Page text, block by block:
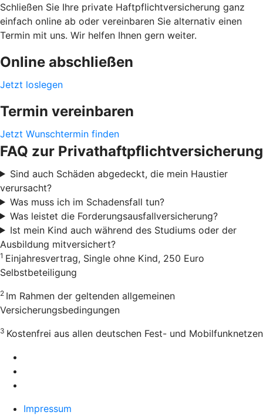
Schließen Sie Ihre private Haftpflichtversicherung ganz
einfach online ab oder vereinbaren Sie alternativ einen
Termin mit uns. Wir helfen Ihnen gern weiter.
Online abschließen
Jetzt loslegen
Termin vereinbaren
Jetzt Wunschtermin finden
FAQ zur Privathaftpflichtversicherung
Sind auch Schäden abgedeckt, die mein Haustier
verursacht?
Was muss ich im Schadensfall tun?
Was leistet die Forderungsausfallversicherung?
Ist mein Kind auch während des Studiums oder der
Ausbildung mitversichert?
1 Einjahresvertrag, Single ohne Kind, 250 Euro
Selbstbeteiligung
2 Im Rahmen der geltenden allgemeinen
Versicherungsbedingungen
3 Kostenfrei aus allen deutschen Fest- und Mobilfunknetzen
Impressum